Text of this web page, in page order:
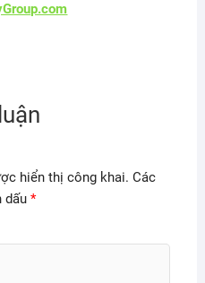
hiển thị công khai. Các
dấu *